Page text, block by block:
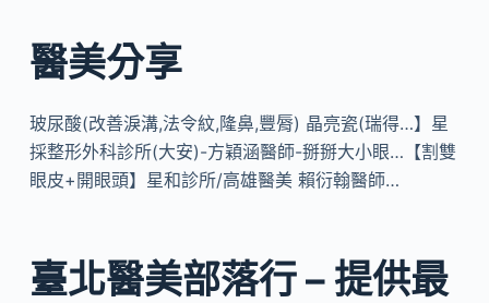
醫美分享
玻尿酸(改善淚溝,法令紋,隆鼻,豐脣) 晶亮瓷(瑞得…】星
採整形外科診所(大安)-方穎涵醫師-掰掰大小眼…【割雙
眼皮+開眼頭】星和診所/高雄醫美 賴衍翰醫師…
臺北醫美部落行 – 提供最